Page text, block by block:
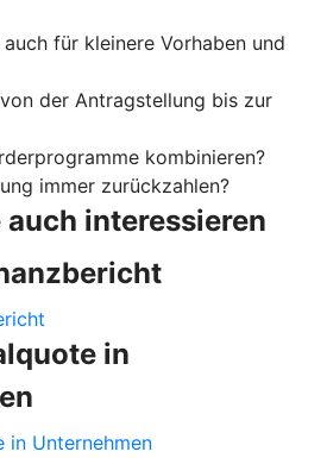
für kleinere Vorhaben und
der Antragstellung bis zur
kombinieren?
immer zurückzahlen?
auch interessieren
in
in Unternehmen